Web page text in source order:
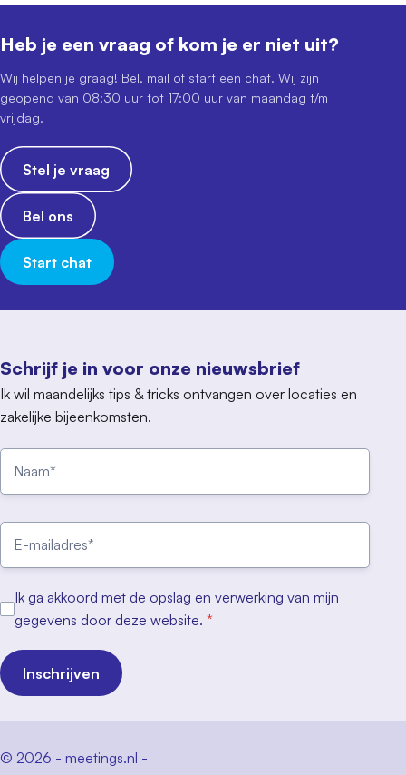
Schrijf je in voor onze nieuwsbrief
Ik wil maandelijks tips & tricks ontvangen over locaties en
zakelijke bijeenkomsten.
Ik ga akkoord met de opslag en verwerking van mijn
gegevens door deze website. *
Inschrijven
Heb je een vraag of kom je er niet uit?
Wij helpen je graag! Bel, mail of start een chat. Wij zijn
geopend van 08:30 uur tot 17:00 uur van maandag t/m
vrijdag.
Stel je vraag
Bel ons
Start chat
© 2026 - meetings.nl -